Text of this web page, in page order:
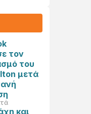
τον
του
μετά
και